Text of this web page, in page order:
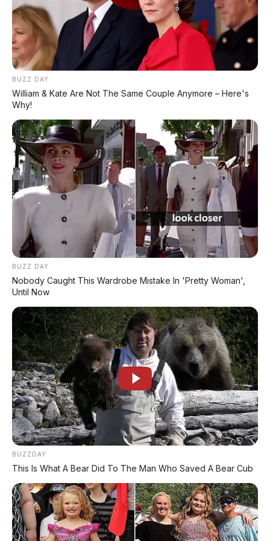
PROMO TERBATAS!
Voucher Belanja Rp 100.000 AMBIL >
BUZZ DAY
William & Kate Are Not The Same Couple Anymore – Here's
Why!
BUZZ DAY
Nobody Caught This Wardrobe Mistake In 'Pretty Woman',
Until Now
BUZZDAY
This Is What A Bear Did To The Man Who Saved A Bear Cub